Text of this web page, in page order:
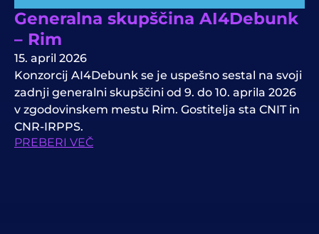
Generalna skupščina AI4Debunk
– Rim
15. april 2026
Konzorcij AI4Debunk se je uspešno sestal na svoji
zadnji generalni skupščini od 9. do 10. aprila 2026
v zgodovinskem mestu Rim. Gostitelja sta CNIT in
CNR-IRPPS.
PREBERI VEČ